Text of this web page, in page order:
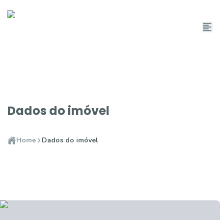
Dados do imóvel
Home Dados do imóvel